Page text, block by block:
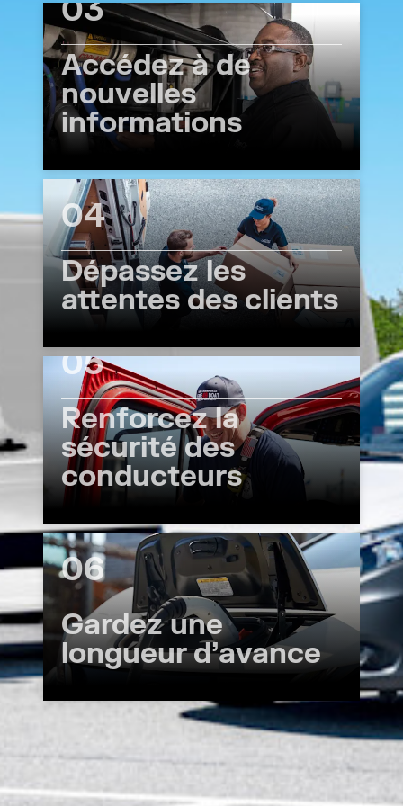
03
Accédez à de
nouvelles
informations
04
Dépassez les
attentes des clients
05
Renforcez la
sécurité des
conducteurs
06
Gardez une
longueur d’avance